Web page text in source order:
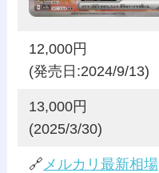
12,000円
(発売日:2024/9/13)
13,000円
(2025/3/30)
🔗 メルカリ最新相場